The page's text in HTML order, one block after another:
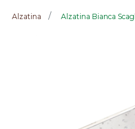
Alzatina Alzatina Bianca